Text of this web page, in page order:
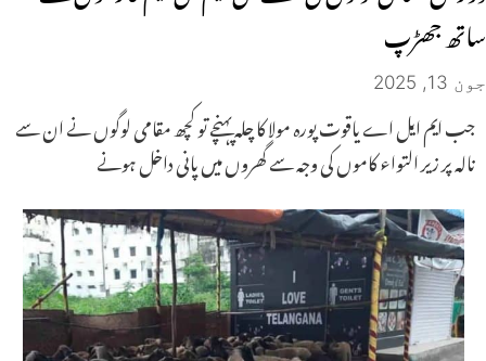
ساتھ جھڑپ
جون 13, 2025
جب ایم ایل اے یاقوت پورہ مولا کا چلہ پہنچے تو کچھ مقامی لوگوں نے ان سے
نالہ پر زیر التواء کاموں کی وجہ سے گھروں میں پانی داخل ہونے